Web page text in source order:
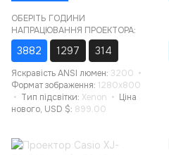
ОБЕРІТЬ ГОДИНИ
НАПРАЦЮВАННЯ ПРОЕКТОРА:
3882 1297 314
Яскравість ANSI люмен 3200
Формат зображення 1280x800
Тип підсвітки Xenon
Ціна
нового, USD $ 899.00